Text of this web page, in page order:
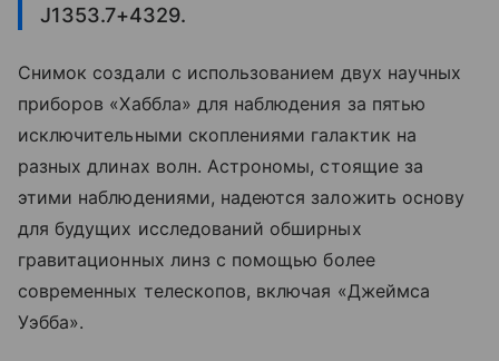
J1353.7+4329.
Снимок создали с использованием двух научных
приборов «Хаббла» для наблюдения за пятью
исключительными скоплениями галактик на
разных длинах волн. Астрономы, стоящие за
этими наблюдениями, надеются заложить основу
для будущих исследований обширных
гравитационных линз с помощью более
современных телескопов, включая «Джеймса
Уэбба».